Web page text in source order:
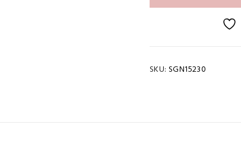
SKU: SGN15230